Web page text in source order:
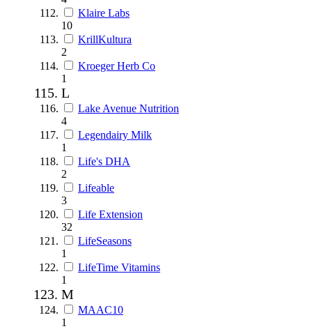
Klaire Labs
10
KrillKultura
2
Kroeger Herb Co
1
L
Lake Avenue Nutrition
4
Legendairy Milk
1
Life's DHA
2
Lifeable
3
Life Extension
32
LifeSeasons
1
LifeTime Vitamins
1
M
MAAC10
1